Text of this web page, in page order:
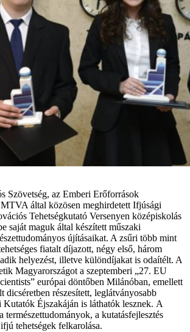
Szövetség, az Emberi Erőforrások
által közösen meghirdetett Ifjúsági
Tehetségkutató Versenyen középiskolás
saját maguk által készített műszaki
újításaikat. A zsűri több mint
fiatalt díjazott, négy első, három
helyezést, illetve különdíjakat is odaítélt. A
Magyarországot a szeptemberi „27. EU
európai döntőben Milánóban, emellett
dicséretben részesített, leglátványosabb
Éjszakáján is láthatók lesznek. A
természettudományok, a kutatásfejlesztés
tehetségek felkarolása.